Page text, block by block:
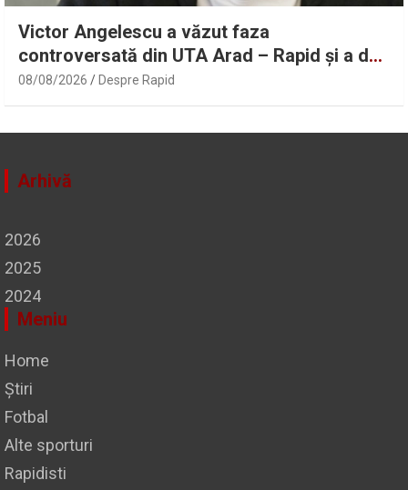
Victor Angelescu a văzut faza
controversată din UTA Arad – Rapid și a dat
verdictul: „Nu sunt frustrat” | Sport.ro
08/08/2026 Despre Rapid
Arhivă
2026
2025
2024
Meniu
Home
Știri
Fotbal
Alte sporturi
Rapidisti